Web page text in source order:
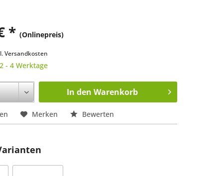
*(Onlinepreis)
Versandkosten
- 4 Werktage
In den Warenkorb
Merken Bewerten